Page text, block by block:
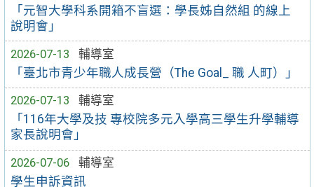
「元智大學科系開箱不盲選：學長姊自然組 的線上
說明會」
2026-07-13
輔導室
「臺北市青少年職人成長營（The Goal_ 職 人町）」
2026-07-13
輔導室
「116年大學及技 專校院多元入學高三學生升學輔導
家長說明會」
2026-07-06
輔導室
學生申訴資訊